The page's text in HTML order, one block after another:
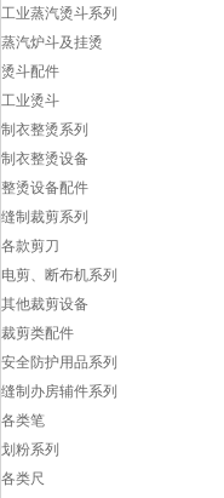
裁剪类配件
安全防护用品系列
缝制办房辅件系列
各类笔
划粉系列
各类尺
其他办房辅件
制衣业化工产品系列
美国仕必威喷剂系列
其他化工类
惠美须
制衣去污设备系列
制衣测试仪器系列
环球牌纺织专用电子秤系列
其他测试仪器及配件
钮扣强力测试仪及配件
粘合机、转印机系列
工业蒸汽烫斗系列
蒸汽炉斗及挂烫
烫斗配件
工业烫斗
制衣整烫系列
制衣整烫设备
整烫设备配件
缝制裁剪系列
各款剪刀
电剪、断布机系列
其他裁剪设备
裁剪类配件
安全防护用品系列
缝制办房辅件系列
各类笔
划粉系列
各类尺